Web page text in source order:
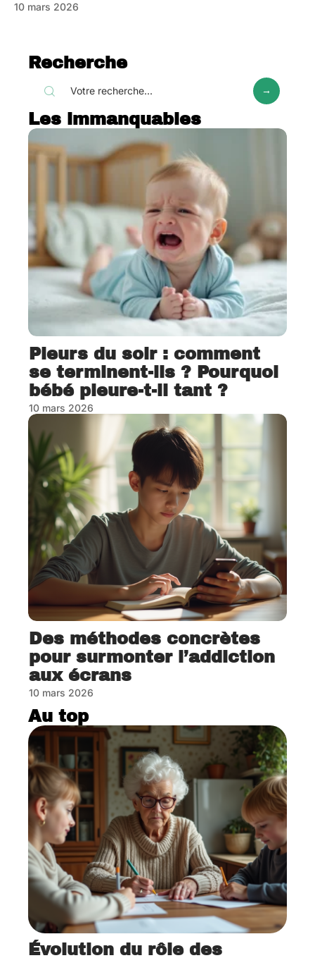
10 mars 2026
Recherche
Les immanquables
Pleurs du soir : comment
se terminent-ils ? Pourquoi
bébé pleure-t-il tant ?
10 mars 2026
Des méthodes concrètes
pour surmonter l’addiction
aux écrans
10 mars 2026
Au top
Évolution du rôle des